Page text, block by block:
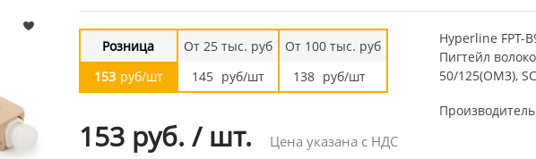
Розница
153 руб/шт
От 25 тыс. руб
145 руб/шт
От 100 тыс. руб
138 руб/шт
153 руб. / шт. Цена указана с НДС
Hyperline FPT-
Пигтейл
50/125(OM3),
Производитель